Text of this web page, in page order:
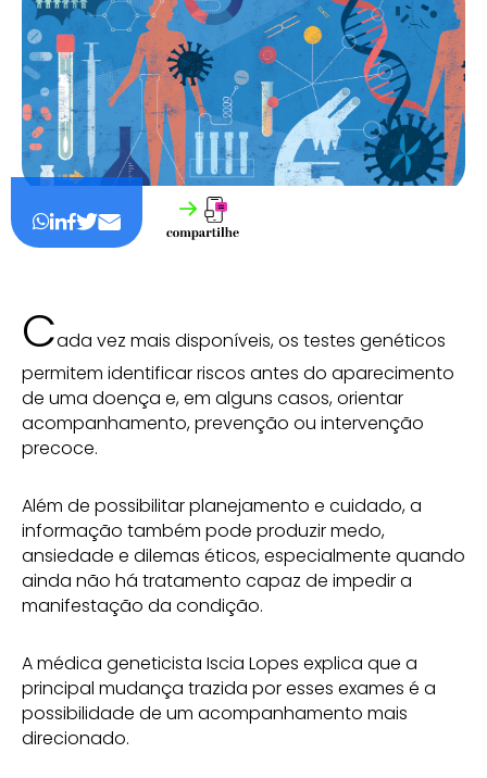
Cada vez mais disponíveis, os testes genéticos
permitem identificar riscos antes do aparecimento
de uma doença e, em alguns casos, orientar
acompanhamento, prevenção ou intervenção
precoce.
Além de possibilitar planejamento e cuidado, a
informação também pode produzir medo,
ansiedade e dilemas éticos, especialmente quando
ainda não há tratamento capaz de impedir a
manifestação da condição.
A médica geneticista Iscia Lopes explica que a
principal mudança trazida por esses exames é a
possibilidade de um acompanhamento mais
direcionado.